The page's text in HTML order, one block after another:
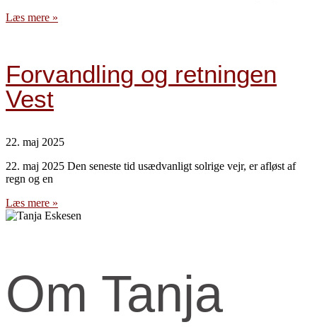
Læs mere »
Forvandling og retningen
Vest
22. maj 2025
22. maj 2025 Den seneste tid usædvanligt solrige vejr, er afløst af
regn og en
Læs mere »
Om Tanja